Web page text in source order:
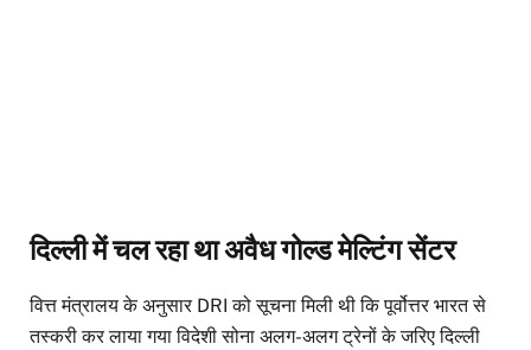
दिल्ली में चल रहा था अवैध गोल्ड मेल्टिंग सेंटर
वित्त मंत्रालय के अनुसार DRI को सूचना मिली थी कि पूर्वोत्तर भारत से
तस्करी कर लाया गया विदेशी सोना अलग-अलग ट्रेनों के जरिए दिल्ली